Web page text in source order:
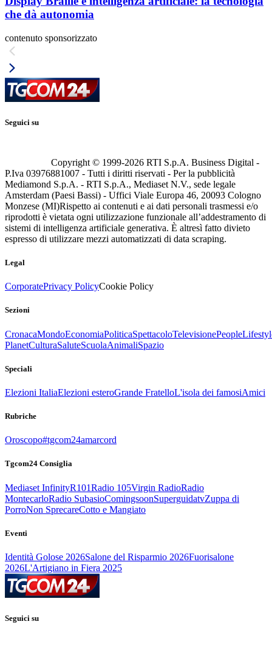
che dà autonomia
contenuto sponsorizzato
Seguici su
Copyright © 1999-2026 RTI S.p.A. Business Digital -
P.Iva 03976881007 - Tutti i diritti riservati - Per la pubblicità
Mediamond S.p.A. - RTI S.p.A., Mediaset N.V., sede legale
Amsterdam (Paesi Bassi) - Uffici Viale Europa 46, 20093 Cologno
Monzese (MI)Rispetto ai contenuti e ai dati personali trasmessi e/o
riprodotti è vietata ogni utilizzazione funzionale all’addestramento di
sistemi di intelligenza artificiale generativa. È altresì fatto divieto
espresso di utilizzare mezzi automatizzati di data scraping.
Legal
CorporatePrivacy PolicyCookie Policy
Sezioni
CronacaMondoEconomiaPoliticaSpettacoloTelevisionePeople
PlanetCulturaSaluteScuolaAnimaliSpazio
Speciali
Elezioni ItaliaElezioni esteroGrande FratelloL'isola dei famosiAmici
Rubriche
Oroscopo#tgcom24amarcord
Tgcom24 Consiglia
Mediaset InfinityR101Radio 105Virgin RadioRadio
MontecarloRadio SubasioComingsoonSuperguidatvZuppa di
PorroNon SprecareCotto e Mangiato
Eventi
Identità Golose 2026Salone del Risparmio 2026Fuorisalone
2026L'Artigiano in Fiera 2025
Seguici su